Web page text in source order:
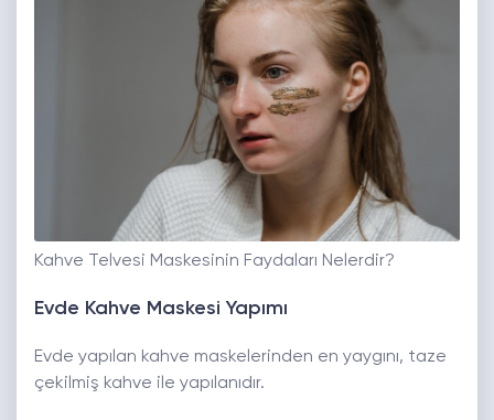
Kahve Telvesi Maskesinin Faydaları Nelerdir?
Evde Kahve Maskesi Yapımı
Evde yapılan kahve maskelerinden en yaygını, taze
çekilmiş kahve ile yapılanıdır.